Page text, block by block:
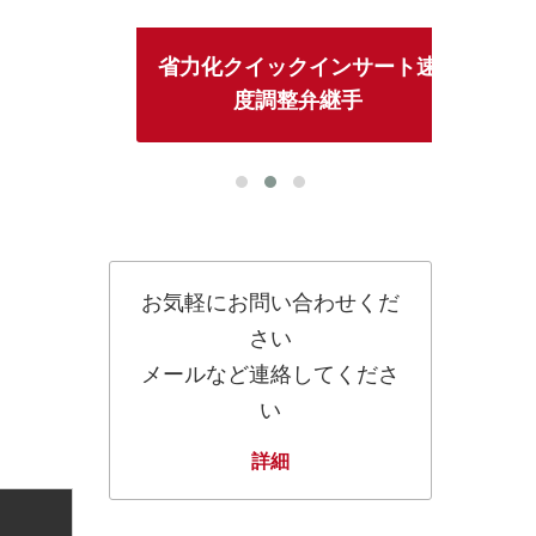
省力化クイックインサート速
度調整弁継手
お気軽にお問い合わせくだ
さい
メールなど連絡してくださ
い
詳細